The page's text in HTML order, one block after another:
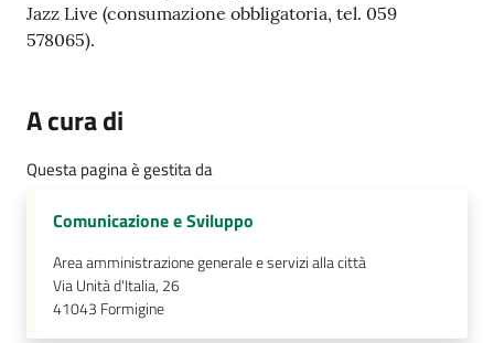
Tutti
Seguici
Jazz Live (consumazione obbligatoria, tel. 059
578065).
A cura di
Questa pagina è gestita da
Comunicazione e Sviluppo
Area amministrazione generale e servizi alla città
Via Unità d'Italia, 26
41043 Formigine